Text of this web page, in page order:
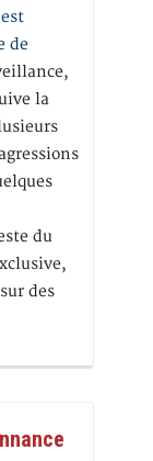
de
la
du
des